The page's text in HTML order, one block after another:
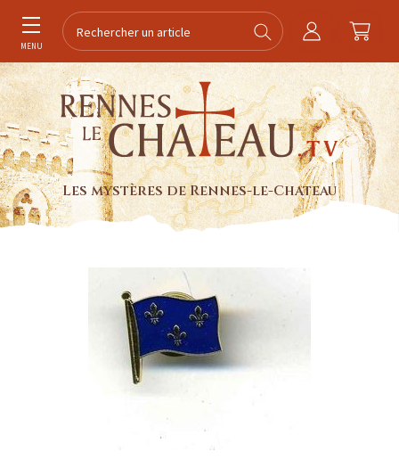
MENU
Les mystères de Rennes-le-Chateau